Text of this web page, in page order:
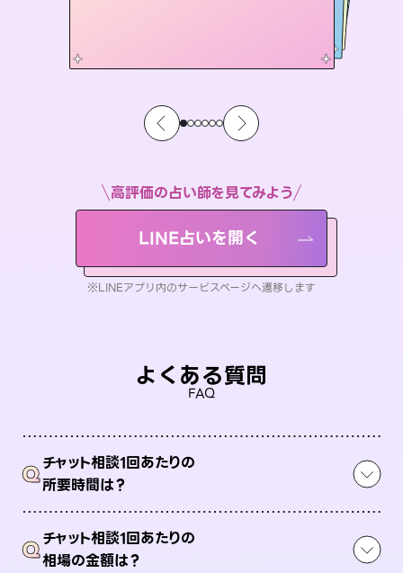
高評価の占い師を見てみよう
LINE占いを開く
※LINEアプリ内のサービスページへ遷移します
よくある質問
FAQ
Qチャット相談1回あたりの
所要時間は？
Qチャット相談1回あたりの
相場の金額は？